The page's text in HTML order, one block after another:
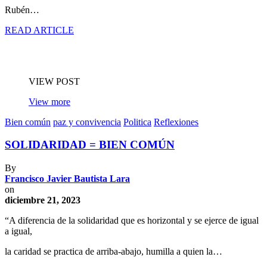
Rubén…
READ ARTICLE
VIEW POST
View more
Bien común paz y convivencia Politica Reflexiones
SOLIDARIDAD = BIEN COMÚN
By
Francisco Javier Bautista Lara
on
diciembre 21, 2023
“A diferencia de la solidaridad que es horizontal y se ejerce de igual
a igual,
la caridad se practica de arriba-abajo, humilla a quien la…